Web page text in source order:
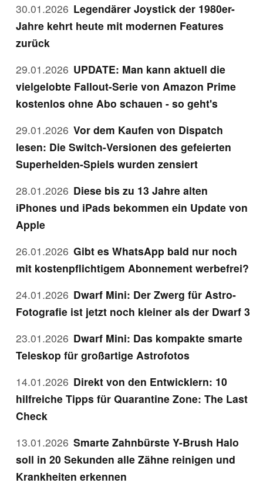
30.01.2026 Legendärer Joystick der 1980er-
Jahre kehrt heute mit modernen Features
zurück
29.01.2026 UPDATE: Man kann aktuell die
vielgelobte Fallout-Serie von Amazon Prime
kostenlos ohne Abo schauen - so geht's
29.01.2026 Vor dem Kaufen von Dispatch
lesen: Die Switch-Versionen des gefeierten
Superhelden-Spiels wurden zensiert
28.01.2026 Diese bis zu 13 Jahre alten
iPhones und iPads bekommen ein Update von
Apple
26.01.2026 Gibt es WhatsApp bald nur noch
mit kostenpflichtigem Abonnement werbefrei?
24.01.2026 Dwarf Mini: Der Zwerg für Astro-
Fotografie ist jetzt noch kleiner als der Dwarf 3
23.01.2026 Dwarf Mini: Das kompakte smarte
Teleskop für großartige Astrofotos
14.01.2026 Direkt von den Entwicklern: 10
hilfreiche Tipps für Quarantine Zone: The Last
Check
13.01.2026 Smarte Zahnbürste Y-Brush Halo
soll in 20 Sekunden alle Zähne reinigen und
Krankheiten erkennen